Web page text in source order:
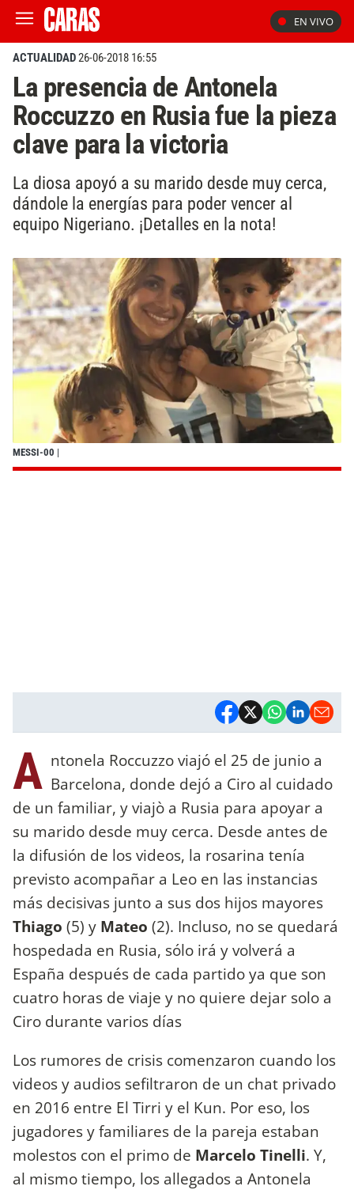
EN VIVO
ACTUALIDAD26-06-2018 16:55
La presencia de Antonela
Roccuzzo en Rusia fue la pieza
clave para la victoria
La diosa apoyó a su marido desde muy cerca,
dándole la energías para poder vencer al
equipo Nigeriano. ¡Detalles en la nota!
MESSI-00 |
A ntonela Roccuzzo viajó el 25 de junio a
Barcelona, donde dejó a Ciro al cuidado
de un familiar, y viajò a Rusia para apoyar a
su marido desde muy cerca. Desde antes de
la difusión de los videos, la rosarina tenía
previsto acompañar a Leo en las instancias
más decisivas junto a sus dos hijos mayores
Thiago (5) y Mateo (2). Incluso, no se quedará
hospedada en Rusia, sólo irá y volverá a
España después de cada partido ya que son
cuatro horas de viaje y no quiere dejar solo a
Ciro durante varios días
Los rumores de crisis comenzaron cuando los
videos y audios sefiltraron de un chat privado
en 2016 entre El Tirri y el Kun. Por eso, los
jugadores y familiares de la pareja estaban
molestos con el primo de Marcelo Tinelli. Y,
al mismo tiempo, los allegados a Antonela